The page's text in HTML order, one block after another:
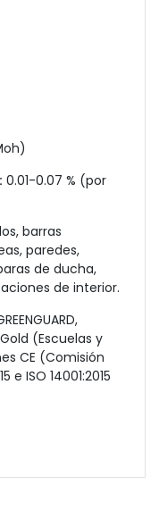
0.01-0.07 % (por
barras
paredes,
de ducha,
de interior.
(Escuelas y
CE (Comisión
e ISO 14001:2015